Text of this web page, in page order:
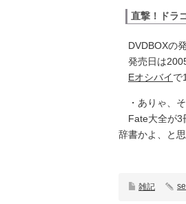
直撃！ドラ
DVDBOXの
発売日は
Eオシバイで
・ありゃ、そ
Fate大全が3
辞書かよ、と
雑記